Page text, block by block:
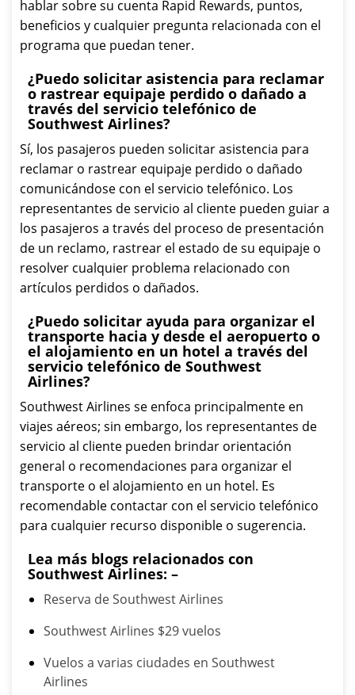
hablar sobre su cuenta Rapid Rewards, puntos,
beneficios y cualquier pregunta relacionada con el
programa que puedan tener.
¿Puedo solicitar asistencia para reclamar
o rastrear equipaje perdido o dañado a
través del servicio telefónico de
Southwest Airlines?
Sí, los pasajeros pueden solicitar asistencia para
reclamar o rastrear equipaje perdido o dañado
comunicándose con el servicio telefónico. Los
representantes de servicio al cliente pueden guiar a
los pasajeros a través del proceso de presentación
de un reclamo, rastrear el estado de su equipaje o
resolver cualquier problema relacionado con
artículos perdidos o dañados.
¿Puedo solicitar ayuda para organizar el
transporte hacia y desde el aeropuerto o
el alojamiento en un hotel a través del
servicio telefónico de Southwest
Airlines?
Southwest Airlines se enfoca principalmente en
viajes aéreos; sin embargo, los representantes de
servicio al cliente pueden brindar orientación
general o recomendaciones para organizar el
transporte o el alojamiento en un hotel. Es
recomendable contactar con el servicio telefónico
para cualquier recurso disponible o sugerencia.
Lea más blogs relacionados con
Southwest Airlines: –
Reserva de Southwest Airlines
Southwest Airlines $29 vuelos
Vuelos a varias ciudades en Southwest
Airlines